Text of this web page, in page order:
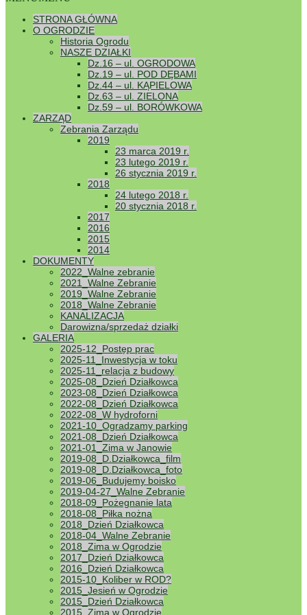
STRONA GŁÓWNA
O OGRODZIE
Historia Ogrodu
NASZE DZIAŁKI
Dz.16 – ul. OGRODOWA
Dz.19 – ul. POD DĘBAMI
Dz.44 – ul. KĄPIELOWA
Dz.63 – ul. ZIELONA
Dz.59 – ul. BORÓWKOWA
ZARZĄD
Zebrania Zarządu
2019
23 marca 2019 r.
23 lutego 2019 r.
26 stycznia 2019 r.
2018
24 lutego 2018 r.
20 stycznia 2018 r.
2017
2016
2015
2014
DOKUMENTY
2022_Walne zebranie
2021_Walne Zebranie
2019_Walne Zebranie
2018_Walne Zebranie
KANALIZACJA
Darowizna/sprzedaż działki
GALERIA
2025-12_Postęp prac
2025-11_Inwestycja w toku
2025-11_relacja z budowy
2025-08_Dzień Działkowca
2023-08_Dzień Działkowca
2022-08_Dzień Działkowca
2022-08_W hydroforni
2021-10_Ogradzamy parking
2021-08_Dzień Działkowca
2021-01_Zima w Janowie
2019-08_D.Działkowca_film
2019-08_D.Działkowca_foto
2019-06_Budujemy boisko
2019-04-27_Walne Zebranie
2018-09_Pożegnanie lata
2018-08_Piłka nożna
2018_Dzień Działkowca
2018-04_Walne Zebranie
2018_Zima w Ogrodzie
2017_Dzień Działkowca
2016_Dzień Działkowca
2015-10_Koliber w ROD?
2015_Jesień w Ogrodzie
2015_Dzień Działkowca
2015_Zima w Ogrodzie
[Pokaz zdjęć]